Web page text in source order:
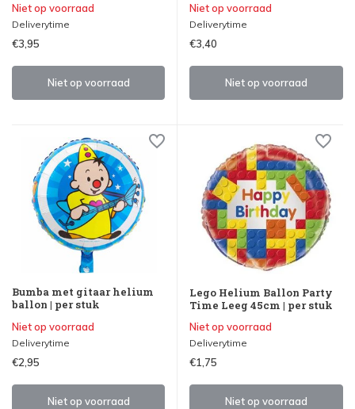
Niet op voorraad
Deliverytime
€3,95
Niet op voorraad
Niet op voorraad
Deliverytime
€3,40
Niet op voorraad
Bumba met gitaar helium
ballon | per stuk
Niet op voorraad
Deliverytime
€2,95
Niet op voorraad
Lego Helium Ballon Party
Time Leeg 45cm | per stuk
Niet op voorraad
Deliverytime
€1,75
Niet op voorraad